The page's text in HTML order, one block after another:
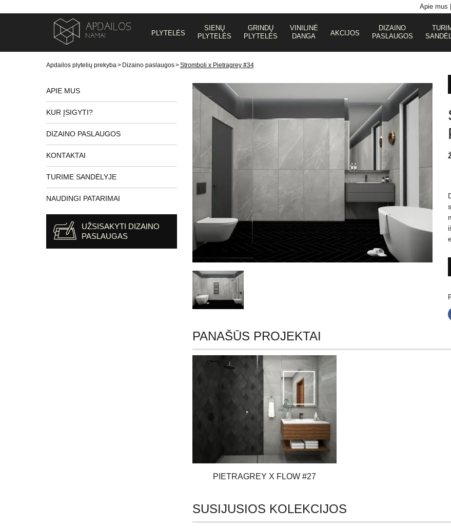
Apie mus
PLYTELĖS
SIENŲ
PLYTELĖS
GRINDŲ
PLYTELĖS
VINILINĖ
DANGA
AKCIJOS
DIZAINO
PASLAUGOS
Apdailos plytelių prekyba > Dizaino paslaugos>Stromboli x Pietragrey #34
APIE MUS
KUR ĮSIGYTI?
DIZAINO PASLAUGOS
KONTAKTAI
TURIME SANDĖLYJE
NAUDINGI PATARIMAI
UŽSISAKYTI DIZAINO
PASLAUGAS
PANAŠŪS PROJEKTAI
PIETRAGREY X FLOW #27
SUSIJUSIOS KOLEKCIJOS